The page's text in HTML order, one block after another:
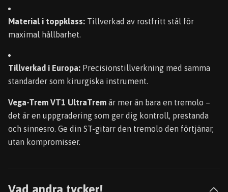
Material i toppklass: Tillverkad av rostfritt stål för
maximal hållbarhet.
Tillverkad i Europa: Precisionstillverkning med samma
standarder som kirurgiska instrument.
Vega-Trem VT1 UltraTrem är mer än bara en tremolo –
det är en uppgradering som ger dig kontroll, prestanda
och sinnesro. Ge din ST-gitarr den tremolo den förtjänar,
utan kompromisser.
Vad andra tycker!